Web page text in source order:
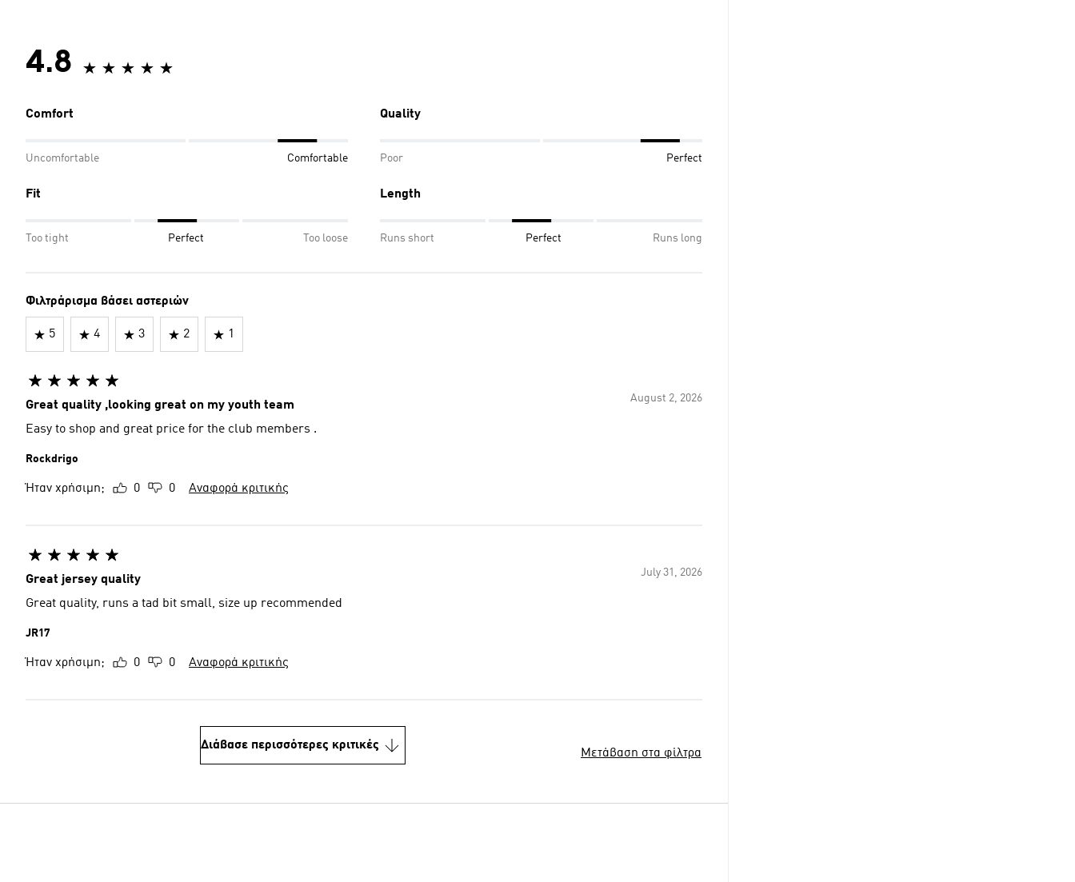
4.8
Comfort
Uncomfortable Comfortable
Quality
Poor Perfect
Fit
Too tight Perfect Too loose
Length
Runs short Perfect Runs long
Φιλτράρισμα βάσει αστεριών
5 4 3 2 1
August 2, 2026
Great quality ,looking great on my youth team
Easy to shop and great price for the club members .
Rockdrigo
Ήταν χρήσιμη; 0 0 Αναφορά κριτικής
July 31, 2026
Great jersey quality
Great quality, runs a tad bit small, size up recommended
JR17
Ήταν χρήσιμη; 0 0 Αναφορά κριτικής
Διάβασε περισσότερες κριτικές
Μετάβαση στα φίλτρα